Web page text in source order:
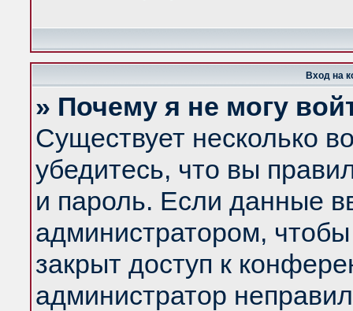
Вход на
» Почему я не могу
Существует несколько
убедитесь, что вы
и пароль. Если данные
администратором,
закрыт доступ к
администратор